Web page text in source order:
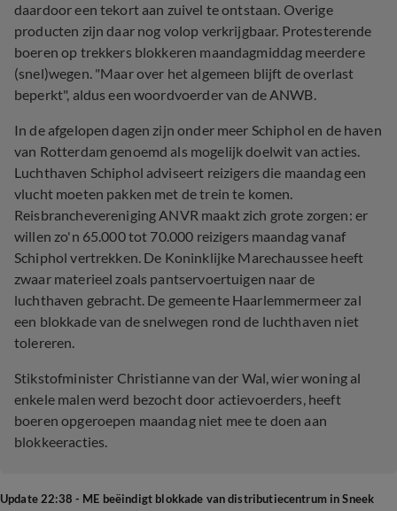
daardoor een tekort aan zuivel te ontstaan. Overige
producten zijn daar nog volop verkrijgbaar. Protesterende
boeren op trekkers blokkeren maandagmiddag meerdere
(snel)wegen. "Maar over het algemeen blijft de overlast
beperkt", aldus een woordvoerder van de ANWB.
In de afgelopen dagen zijn onder meer Schiphol en de haven
van Rotterdam genoemd als mogelijk doelwit van acties.
Luchthaven Schiphol adviseert reizigers die maandag een
vlucht moeten pakken met de trein te komen.
Reisbranchevereniging ANVR maakt zich grote zorgen: er
willen zo'n 65.000 tot 70.000 reizigers maandag vanaf
Schiphol vertrekken. De Koninklijke Marechaussee heeft
zwaar materieel zoals pantservoertuigen naar de
luchthaven gebracht. De gemeente Haarlemmermeer zal
een blokkade van de snelwegen rond de luchthaven niet
tolereren.
Stikstofminister Christianne van der Wal, wier woning al
enkele malen werd bezocht door actievoerders, heeft
boeren opgeroepen maandag niet mee te doen aan
blokkeeracties.
Update 22:38 - ME beëindigt blokkade van distributiecentrum in Sneek